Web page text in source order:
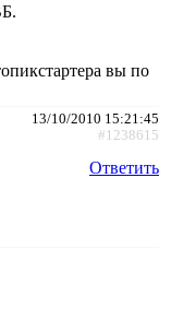
вы по
13/10/2010 15:21:45
#1238615
Ответить